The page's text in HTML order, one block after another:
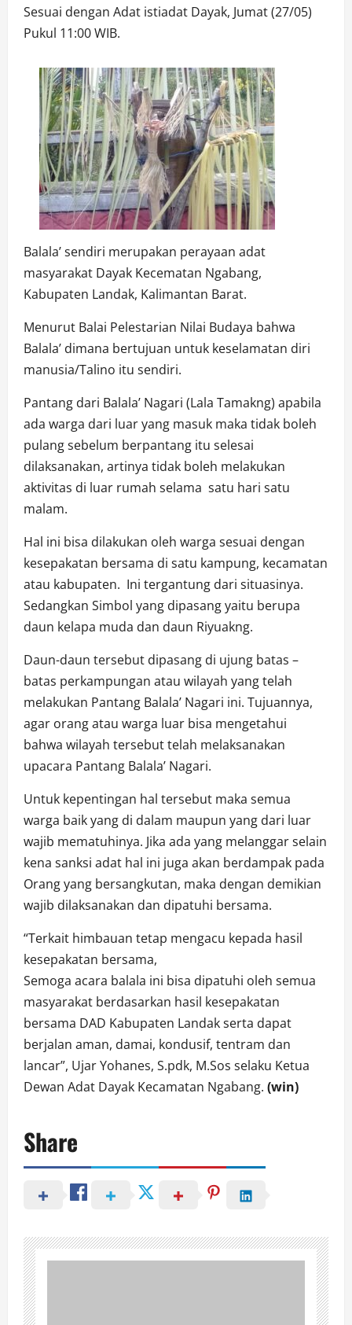
Sesuai dengan Adat istiadat Dayak, Jumat (27/05)
Pukul 11:00 WIB.
Balala’ sendiri merupakan perayaan adat
masyarakat Dayak Kecematan Ngabang,
Kabupaten Landak, Kalimantan Barat.
Menurut Balai Pelestarian Nilai Budaya bahwa
Balala’ dimana bertujuan untuk keselamatan diri
manusia/Talino itu sendiri.
Pantang dari Balala’ Nagari (Lala Tamakng) apabila
ada warga dari luar yang masuk maka tidak boleh
pulang sebelum berpantang itu selesai
dilaksanakan, artinya tidak boleh melakukan
aktivitas di luar rumah selama satu hari satu
malam.
Hal ini bisa dilakukan oleh warga sesuai dengan
kesepakatan bersama di satu kampung, kecamatan
atau kabupaten. Ini tergantung dari situasinya.
Sedangkan Simbol yang dipasang yaitu berupa
daun kelapa muda dan daun Riyuakng.
Daun-daun tersebut dipasang di ujung batas –
batas perkampungan atau wilayah yang telah
melakukan Pantang Balala’ Nagari ini. Tujuannya,
agar orang atau warga luar bisa mengetahui
bahwa wilayah tersebut telah melaksanakan
upacara Pantang Balala’ Nagari.
Untuk kepentingan hal tersebut maka semua
warga baik yang di dalam maupun yang dari luar
wajib mematuhinya. Jika ada yang melanggar selain
kena sanksi adat hal ini juga akan berdampak pada
Orang yang bersangkutan, maka dengan demikian
wajib dilaksanakan dan dipatuhi bersama.
“Terkait himbauan tetap mengacu kepada hasil
kesepakatan bersama,
Semoga acara balala ini bisa dipatuhi oleh semua
masyarakat berdasarkan hasil kesepakatan
bersama DAD Kabupaten Landak serta dapat
berjalan aman, damai, kondusif, tentram dan
lancar”, Ujar Yohanes, S.pdk, M.Sos selaku Ketua
Dewan Adat Dayak Kecamatan Ngabang. (win)
Share